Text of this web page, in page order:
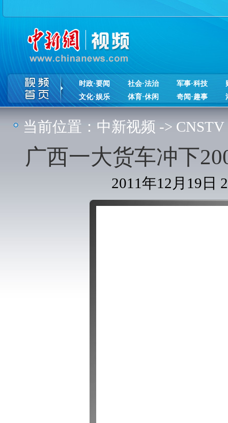
时政·要闻 社会·法治 军事·科技
文化·娱乐
体育·休闲 奇闻·趣事
当前位置： 中新视频 -> CNSTV
广西一大货车冲下
2011年12月19